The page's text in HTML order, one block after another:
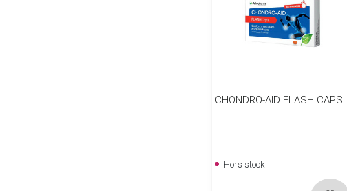
CHONDRO-AID FLASH CAPS
Hors stock